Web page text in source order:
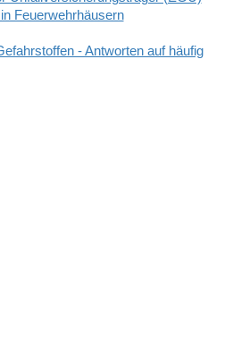
Feuerwehrhäusern
- Antworten auf häufig